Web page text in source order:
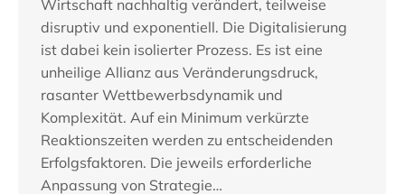
Wirtschaft nachhaltig verändert, teilweise
disruptiv und exponentiell. Die Digitalisierung
ist dabei kein isolierter Prozess. Es ist eine
unheilige Allianz aus Veränderungsdruck,
rasanter Wettbewerbsdynamik und
Komplexität. Auf ein Minimum verkürzte
Reaktionszeiten werden zu entscheidenden
Erfolgsfaktoren. Die jeweils erforderliche
Anpassung von Strategie…